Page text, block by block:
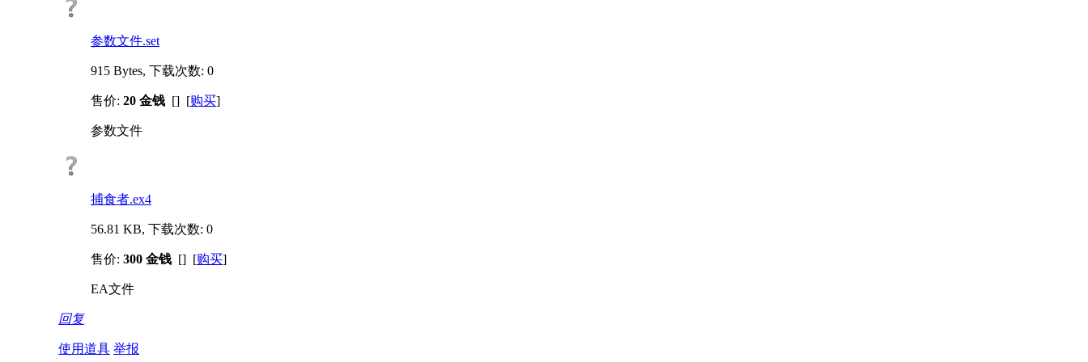
参数文件.set
915 Bytes, 下载次数: 0
售价: 20 金钱 [] [购买]
参数文件
捕食者.ex4
56.81 KB, 下载次数: 0
售价: 300 金钱 [] [购买]
EA文件
回复
使用道具 举报